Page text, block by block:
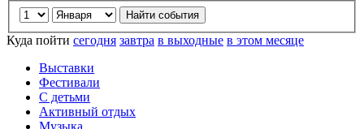
Куда пойти сегодня завтра в выходные в этом месяце
Выставки
Фестивали
С детьми
Активный отдых
Музыка